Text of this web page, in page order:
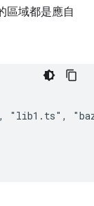
區域都是應自
"lib1.ts",